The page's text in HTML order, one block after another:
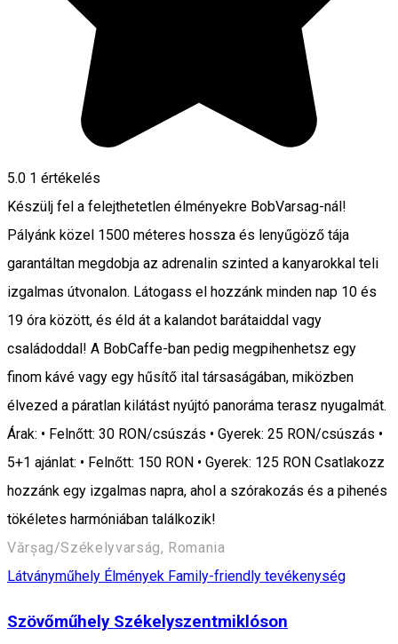
5.0 1 értékelés
Készülj fel a felejthetetlen élményekre BobVarsag-nál!
Pályánk közel 1500 méteres hossza és lenyűgöző tája
garantáltan megdobja az adrenalin szinted a kanyarokkal teli
izgalmas útvonalon. Látogass el hozzánk minden nap 10 és
19 óra között, és éld át a kalandot barátaiddal vagy
családoddal! A BobCaffe-ban pedig megpihenhetsz egy
finom kávé vagy egy hűsítő ital társaságában, miközben
élvezed a páratlan kilátást nyújtó panoráma terasz nyugalmát.
Árak: • Felnőtt: 30 RON/csúszás • Gyerek: 25 RON/csúszás •
5+1 ajánlat: • Felnőtt: 150 RON • Gyerek: 125 RON Csatlakozz
hozzánk egy izgalmas napra, ahol a szórakozás és a pihenés
tökéletes harmóniában találkozik!
Vărșag/Székelyvarság, Romania
Látványműhely Élmények Family-friendly tevékenység
Szövőműhely Székelyszentmiklóson